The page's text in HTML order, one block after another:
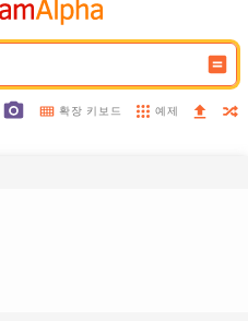
확장 키보드 예제